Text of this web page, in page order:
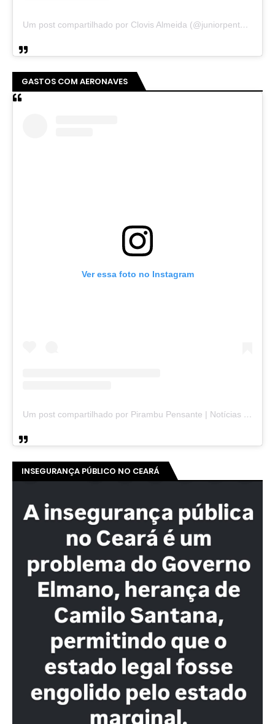
Um post compartilhado por Clovis Almeida (@juniorpentecoste01)
GASTOS COM AERONAVES
Ver essa foto no Instagram
Um post compartilhado por Pirambu Pensante | Notícias & Entretenimento (@pirambupensante)
INSEGURANÇA PÚBLICO NO CEARÁ